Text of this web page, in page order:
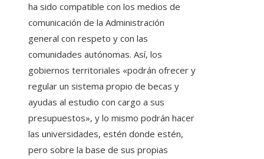
ha sido compatible con los medios de
comunicación de la Administración
general con respeto y con las
comunidades autónomas. Así, los
gobiernos territoriales «podrán ofrecer y
regular un sistema propio de becas y
ayudas al estudio con cargo a sus
presupuestos», y lo mismo podrán hacer
las universidades, estén donde estén,
pero sobre la base de sus propias